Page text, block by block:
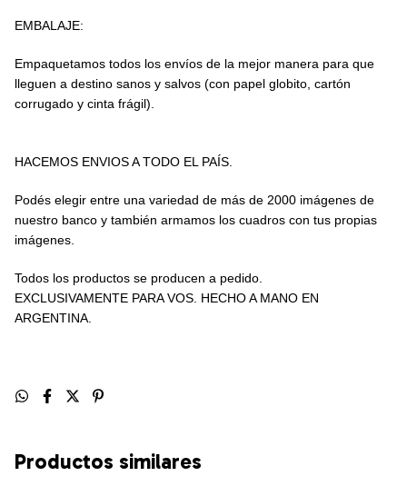
EMBALAJE:
Empaquetamos todos los envíos de la mejor manera para que
lleguen a destino sanos y salvos (con papel globito, cartón
corrugado y cinta frágil).
HACEMOS ENVIOS A TODO EL PAÍS.
Podés elegir entre una variedad de más de 2000 imágenes de
nuestro banco y también armamos los cuadros con tus propias
imágenes.
Todos los productos se producen a pedido.
EXCLUSIVAMENTE PARA VOS. HECHO A MANO EN
ARGENTINA.
Productos similares